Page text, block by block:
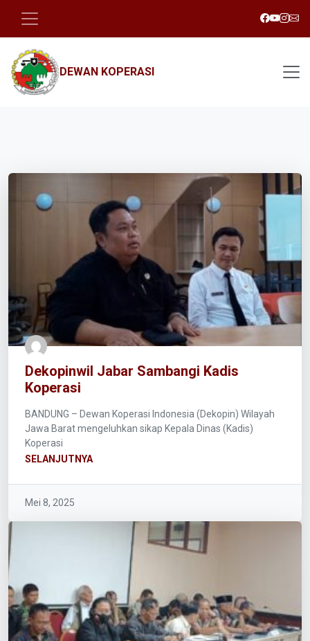
DEWAN KOPERASI
Dekopinwil Jabar Sambangi Kadis
Koperasi
BANDUNG – Dewan Koperasi Indonesia (Dekopin) Wilayah
Jawa Barat mengeluhkan sikap Kepala Dinas (Kadis)
Koperasi
SELANJUTNYA
Mei 8, 2025